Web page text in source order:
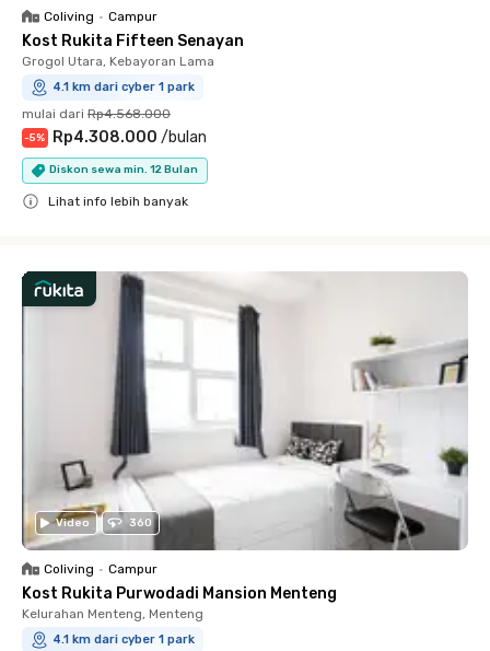
Coliving • Campur
Kost Rukita Fifteen Senayan
Grogol Utara, Kebayoran Lama
4.1 km dari cyber 1 park
mulai dari Rp4.568.000
-5% Rp4.308.000 /bulan
Diskon sewa min. 12 Bulan
Lihat info lebih banyak
Video 360
Coliving • Campur
Kost Rukita Purwodadi Mansion Menteng
Kelurahan Menteng, Menteng
4.1 km dari cyber 1 park